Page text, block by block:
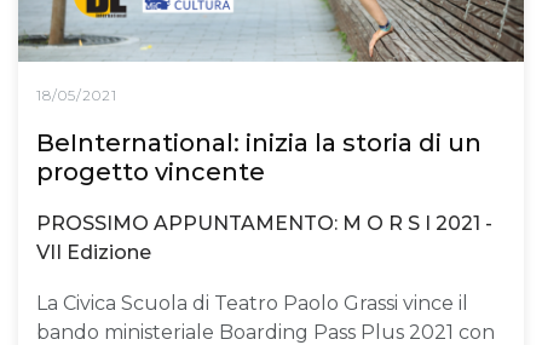
18/05/2021
BeInternational: inizia la storia di un
progetto vincente
PROSSIMO APPUNTAMENTO: M O R S I 2021 -
VII Edizione
La Civica Scuola di Teatro Paolo Grassi vince il
bando ministeriale Boarding Pass Plus 2021 con